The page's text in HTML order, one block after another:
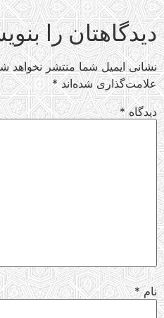
دیدگاهتان را
نشانی ایمیل شما منتشر نخواهد
علامت‌گذاری شده‌اند*
دیدگاه*
نام*